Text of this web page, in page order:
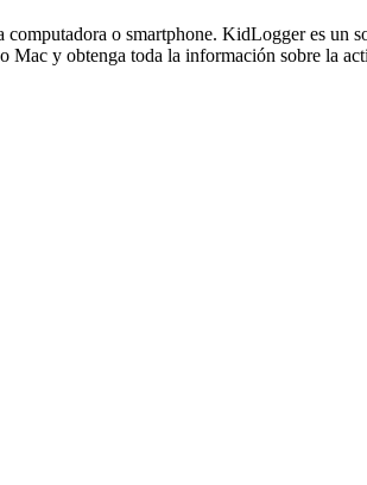
o smartphone. KidLogger es un
y obtenga toda la información sobre la